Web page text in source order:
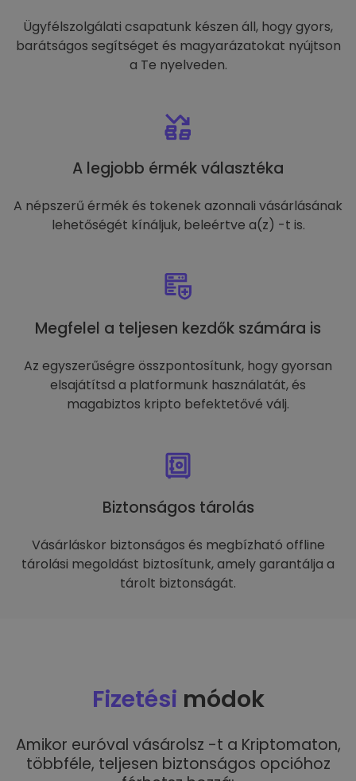
Ügyfélszolgálati csapatunk készen áll, hogy gyors,
barátságos segítséget és magyarázatokat nyújtson
a Te nyelveden.
A legjobb érmék választéka
A népszerű érmék és tokenek azonnali vásárlásának
lehetőségét kínáljuk, beleértve a(z) -t is.
Megfelel a teljesen kezdők számára is
Az egyszerűségre összpontosítunk, hogy gyorsan
elsajátítsd a platformunk használatát, és
magabiztos kripto befektetővé válj.
Biztonságos tárolás
Vásárláskor biztonságos és megbízható offline
tárolási megoldást biztosítunk, amely garantálja a
tárolt biztonságát.
Fizetési módok
Amikor euróval vásárolsz -t a Kriptomaton,
többféle, teljesen biztonságos opcióhoz